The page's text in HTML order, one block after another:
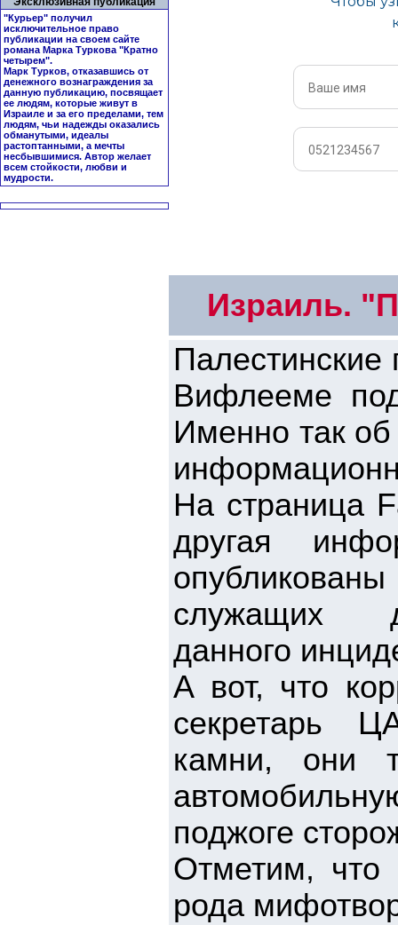
"Курьер" получил
исключительное право
публикации на своем сайте
романа Марка Туркова "Кратно
четырем".
Марк Турков, отказавшись от
денежного вознаграждения за
данную публикацию, посвящает
ее людям, которые живут в
Израиле и за его пределами, тем
людям, чьи надежды оказались
обманутыми, идеалы
растоптанными, а мечты
несбывшимися. Автор желает
всем стойкости, любви и
мудрости.
Израиль.
Палестинские
Вифлееме
Именно так
На страница
другая
служащих
данного
А вот, что
секретарь
камни, они
поджоге
Отметим, что
рода